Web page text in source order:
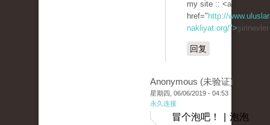
my site :: <a
href=" http://
nakliyat.org/">
回复
Anonymous (未验证)
星期四, 06/06/2019 - 04:53
永久连接
冒个泡吧！ | 泡泡